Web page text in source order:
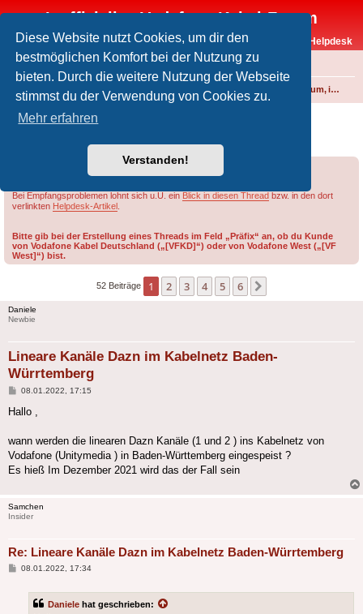
Diese Website nutzt Cookies, um dir den
bestmöglichen Komfort bei der Nutzung zu
bieten. Durch die weitere Nutzung der Webseite
stimmst du der Verwendung von Cookies zu.
Mehr erfahren
Verstanden!
Inoffizielles Vodafone-Kabel-Forum
Vodafone-Kabel-Helpdesk
FAQ
Foren-Übersicht Fernsehen und Radio über Kabel Vodafone Premium, internationale Pakete und Video on Demand
Lineare Kanäle Dazn im Kabelnetz Baden-
Bei Empfangsproblemen lohnt sich u.U. ein Blick in diesen Thread bzw. in den dort
verlinkten Helpdesk-Artikel
Bitte gib bei der Erstellung eines Threads im Feld „Präfix“ an, ob du Kunde
von Vodafone Kabel Deutschland („[VFKD]“) oder von Vodafone West („[VF
West]“) bist.
52 Beiträge 1 2 3 4 5 6
Daniele
Newbie
Lineare Kanäle Dazn im Kabelnetz Baden-
Würrtemberg
Beitrag
08.01.2022, 17:15
Hallo ,
wann werden die linearen Dazn Kanäle (1 und 2 ) ins Kabelnetz von
Vodafone (Unitymedia ) in Baden-Württemberg eingespeist ?
Es hieß Im Dezember 2021 wird das der Fall sein
Samchen
Insider
Re: Lineare Kanäle Dazn im Kabelnetz Baden-Würrtemberg
Beitrag
08.01.2022, 17:34
Daniele hat geschrieben: